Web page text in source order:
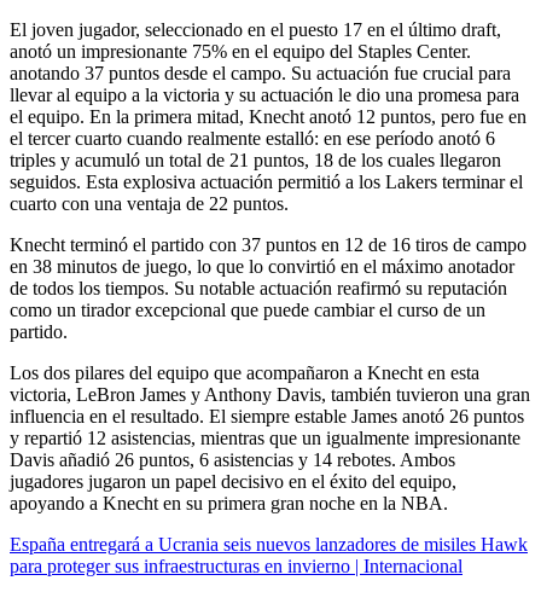
El joven jugador, seleccionado en el puesto 17 en el último draft,
anotó un impresionante 75% en el equipo del Staples Center.
anotando 37 puntos desde el campo. Su actuación fue crucial para
llevar al equipo a la victoria y su actuación le dio una promesa para
el equipo. En la primera mitad, Knecht anotó 12 puntos, pero fue en
el tercer cuarto cuando realmente estalló: en ese período anotó 6
triples y acumuló un total de 21 puntos, 18 de los cuales llegaron
seguidos. Esta explosiva actuación permitió a los Lakers terminar el
cuarto con una ventaja de 22 puntos.
Knecht terminó el partido con 37 puntos en 12 de 16 tiros de campo
en 38 minutos de juego, lo que lo convirtió en el máximo anotador
de todos los tiempos. Su notable actuación reafirmó su reputación
como un tirador excepcional que puede cambiar el curso de un
partido.
Los dos pilares del equipo que acompañaron a Knecht en esta
victoria, LeBron James y Anthony Davis, también tuvieron una gran
influencia en el resultado. El siempre estable James anotó 26 puntos
y repartió 12 asistencias, mientras que un igualmente impresionante
Davis añadió 26 puntos, 6 asistencias y 14 rebotes. Ambos
jugadores jugaron un papel decisivo en el éxito del equipo,
apoyando a Knecht en su primera gran noche en la NBA.
España entregará a Ucrania seis nuevos lanzadores de misiles Hawk
para proteger sus infraestructuras en invierno | Internacional